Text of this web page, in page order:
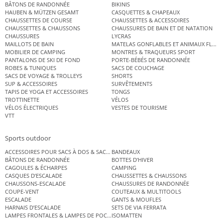
BÂTONS DE RANDONNÉE
BIKINIS
HAUBEN & MÜTZEN GESAMT
CASQUETTES & CHAPEAUX
CHAUSSETTES DE COURSE
CHAUSSETTES & ACCESSOIRES
CHAUSSETTES & CHAUSSONS
CHAUSSURES DE BAIN ET DE NATATION
CHAUSSURES
LYCRAS
MAILLOTS DE BAIN
MATELAS GONFLABLES ET ANIMAUX
MOBILIER DE CAMPING
MONTRES & TRAQUEURS SPORT
PANTALONS DE SKI DE FOND
PORTE-BÉBÉS DE RANDONNÉE
ROBES & TUNIQUES
SACS DE COUCHAGE
SACS DE VOYAGE & TROLLEYS
SHORTS
SUP & ACCESSOIRES
SURVÊTEMENTS
TAPIS DE YOGA ET ACCESSOIRES
TONGS
TROTTINETTE
VÉLOS
VÉLOS ÉLECTRIQUES
VESTES DE TOURISME
VTT
Sports outdoor
ACCESSOIRES POUR SACS À DOS & SACS ÉTANCHES
BANDEAUX
BÂTONS DE RANDONNÉE
BOTTES D’HIVER
CAGOULES & ÉCHARPES
CAMPING
CASQUES D’ESCALADE
CHAUSSETTES & CHAUSSONS
CHAUSSONS-ESCALADE
CHAUSSURES DE RANDONNÉE
COUPE-VENT
COUTEAUX & MULTITOOLS
ESCALADE
GANTS & MOUFLES
HARNAIS D’ESCALADE
SETS DE VIA FERRATA
LAMPES FRONTALES & LAMPES DE POCHEISOMATTEN